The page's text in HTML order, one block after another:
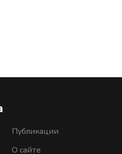
Публикации
О сайте